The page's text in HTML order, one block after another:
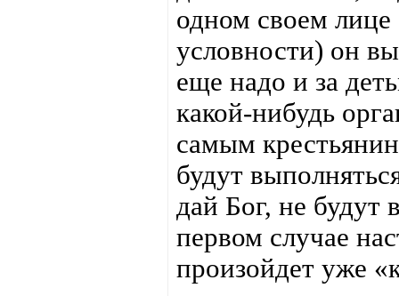
одном своем лице
условности) он
еще надо и за
какой-нибудь
самым
будут
дай Бог, не будут
первом случае
произойдет уже